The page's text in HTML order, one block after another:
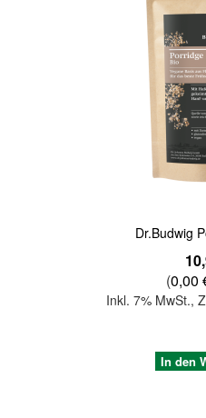
Dr.Budwig
(0,00
Inkl. 7% MwSt.,
In den